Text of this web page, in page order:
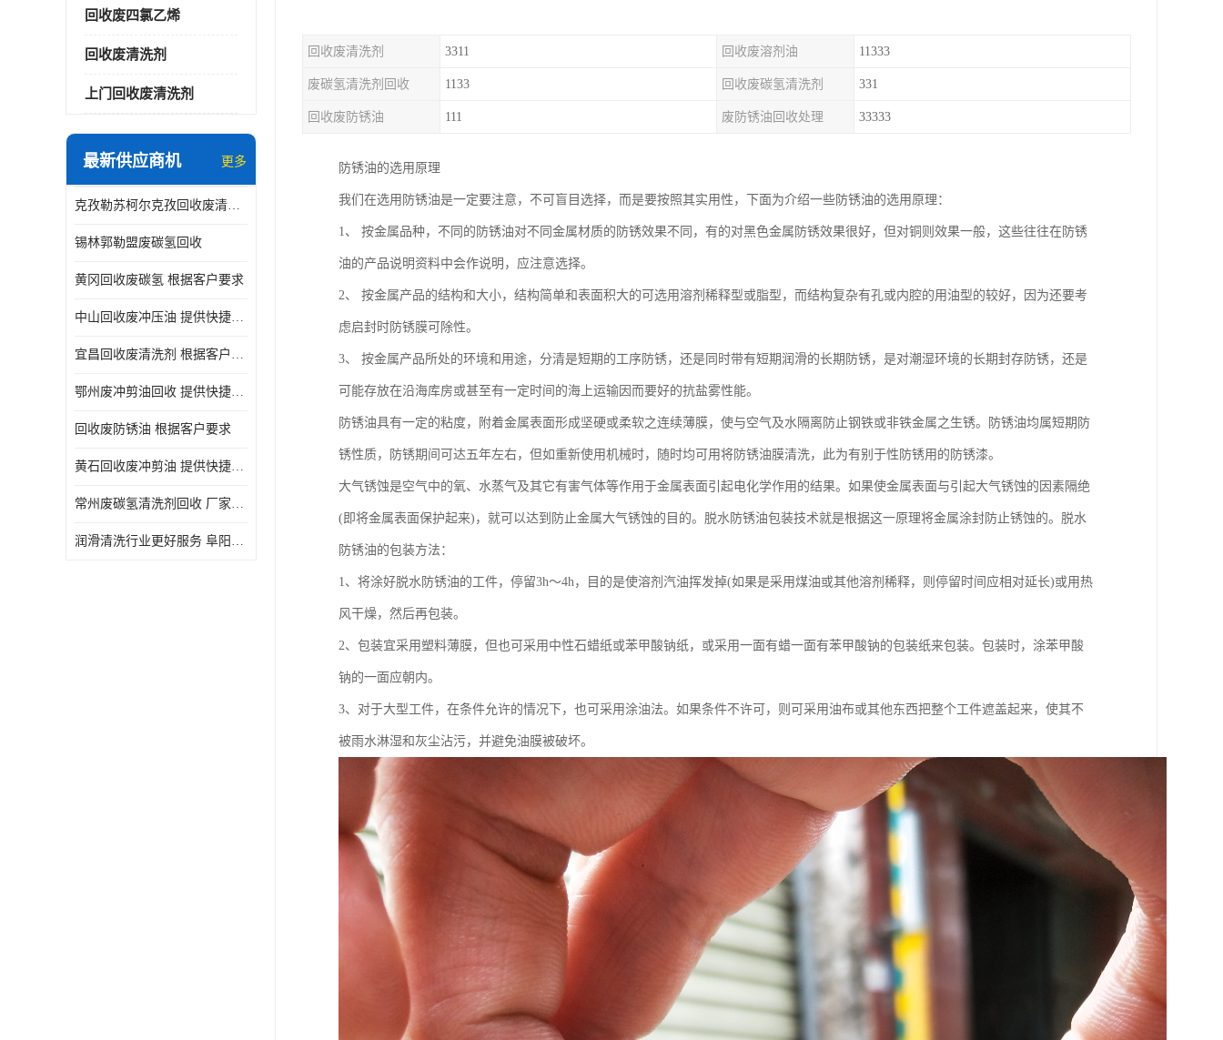
回收废四氯乙烯
回收废清洗剂
上门回收废清洗剂
最新供应商机 更多
克孜勒苏柯尔克孜回收废清洗剂
锡林郭勒盟废碳氢回收
黄冈回收废碳氢 根据客户要求
中山回收废冲压油 提供快捷上门处理
宜昌回收废清洗剂 根据客户要求
鄂州废冲剪油回收 提供快捷上门处理
回收废防锈油 根据客户要求
黄石回收废冲剪油 提供快捷上门处理
常州废碳氢清洗剂回收 厂家价格
润滑清洗行业更好服务 阜阳回收废防锈油
回收废清洗剂 3311 回收废溶剂油 11333
废碳氢清洗剂回收 1133 回收废碳氢清洗剂 331
回收废防锈油 111 废防锈油回收处理 33333
防锈油的选用原理
我们在选用防锈油是一定要注意，不可盲目选择，而是要按照其实用性，下面为介绍一些防锈油的选用原理：
1、 按金属品种，不同的防锈油对不同金属材质的防锈效果不同，有的对黑色金属防锈效果很好，但对铜则效果一般，这些往往在防锈
油的产品说明资料中会作说明，应注意选择。
2、 按金属产品的结构和大小，结构简单和表面积大的可选用溶剂稀释型或脂型，而结构复杂有孔或内腔的用油型的较好，因为还要考
虑启封时防锈膜可除性。
3、 按金属产品所处的环境和用途，分清是短期的工序防锈，还是同时带有短期润滑的长期防锈，是对潮湿环境的长期封存防锈，还是
可能存放在沿海库房或甚至有一定时间的海上运输因而要好的抗盐雾性能。
防锈油具有一定的粘度，附着金属表面形成坚硬或柔软之连续薄膜，使与空气及水隔离防止钢铁或非铁金属之生锈。防锈油均属短期防
锈性质，防锈期间可达五年左右，但如重新使用机械时，随时均可用将防锈油膜清洗，此为有别于性防锈用的防锈漆。
大气锈蚀是空气中的氧、水蒸气及其它有害气体等作用于金属表面引起电化学作用的结果。如果使金属表面与引起大气锈蚀的因素隔绝
(即将金属表面保护起来)，就可以达到防止金属大气锈蚀的目的。脱水防锈油包装技术就是根据这一原理将金属涂封防止锈蚀的。脱水
防锈油的包装方法：
1、将涂好脱水防锈油的工件，停留3h～4h，目的是使溶剂汽油挥发掉(如果是采用煤油或其他溶剂稀释，则停留时间应相对延长)或用热
风干燥，然后再包装。
2、包装宜采用塑料薄膜，但也可采用中性石蜡纸或苯甲酸钠纸，或采用一面有蜡一面有苯甲酸钠的包装纸来包装。包装时，涂苯甲酸
钠的一面应朝内。
3、对于大型工件，在条件允许的情况下，也可采用涂油法。如果条件不许可，则可采用油布或其他东西把整个工件遮盖起来，使其不
被雨水淋湿和灰尘沾污，并避免油膜被破坏。